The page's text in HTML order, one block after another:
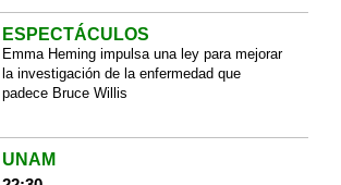
ESPECTÁCULOS
Emma Heming impulsa una ley para mejorar
la investigación de la enfermedad que
padece Bruce Willis
UNAM